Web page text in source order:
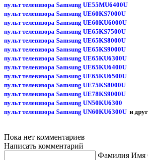
пульт телевизора Samsung UE55MU6400U
пульт телевизора Samsung UE60KS7000U
пульт телевизора Samsung UE60KU6000U
пульт телевизора Samsung UE65KS7500U
пульт телевизора Samsung UE65KS8000U
пульт телевизора Samsung UE65KS9000U
пульт телевизора Samsung UE65KU6300U
пульт телевизора Samsung UE65KU6400U
пульт телевизора Samsung UE65KU6500U
пульт телевизора Samsung UE75KS8000U
пульт телевизора Samsung UE78KS9000U
пульт телевизора Samsung UN50KU6300
пульт телевизора Samsung UN60KU6300U и
Пока нет комментариев
Написать комментарий
Фамилия Имя